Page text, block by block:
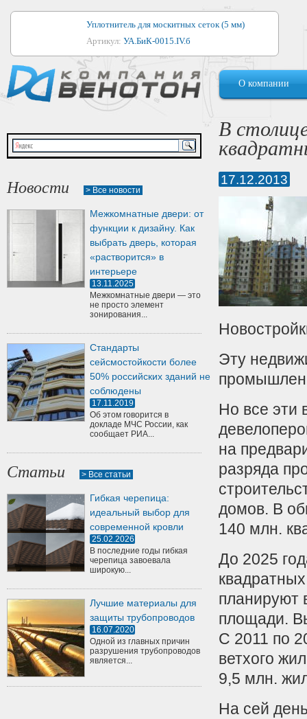
Уплотнитель для москитных сеток (5 мм)
Артикул: УА.БиК-0015.IV.б
Уплотнитель для алюминиевых окон
Артикул:1044
Уплотнитель для деревянных окон
Артикул:УМ.БиК-0062.IV.б
Уплотнитель лоджиевый для (4, 5, 6 мм)
Артикул:
О компании
Новости > Все новости
Межкомнатные двери: от
функции к дизайну. Как
выбрать дверь, которая
«растворится» в
интерьере
13.11.2025
Межкомнатные двери — это
не просто элемент
зонирования...
Стандарты
сейсмостойкости более
50% российских зданий не
соблюдены
17.11.2019
Об этом говорится в
докладе МЧС России, как
сообщает РИА...
Статьи > Все статьи
Гибкая черепица:
идеальный выбор для
современной кровли
25.02.2026
В последние годы гибкая
черепица завоевала
широкую...
Лучшие материалы для
защиты трубопроводов
16.07.2020
Одной из главных причин
разрушения трубопроводов
является...
В
17.12.2013
Эту
Но все эти
на
разряда
домов. В
140 млн.
До 2025
планируют
площади.
С 2011 по
ветхого
9,5 млн.
На сей